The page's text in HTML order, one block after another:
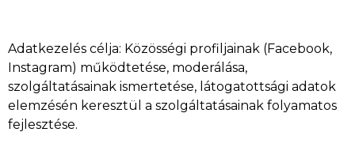
Adatkezelés célja: Közösségi profiljainak (Facebook,
Instagram) működtetése, moderálása,
szolgáltatásainak ismertetése, látogatottsági adatok
elemzésén keresztül a szolgáltatásainak folyamatos
fejlesztése.